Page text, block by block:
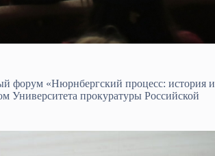
форум «Нюрнбергский процесс: история и
Университета прокуратуры Российской